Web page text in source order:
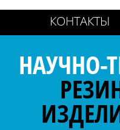
КОНТАКТЫ
НАУЧНО-